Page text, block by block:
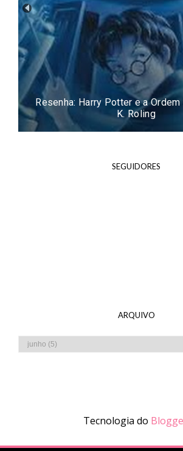
Resenha: O Orfanato da Srta.
Crianças Peculiares -
SEGUIDORES
ARQUIVO
Tecnologia do